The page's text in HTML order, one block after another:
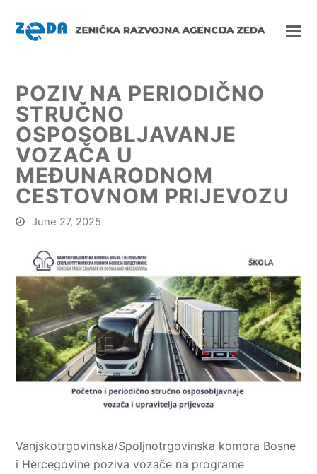
POZIV NA PERIODIČNO
STRUČNO
OSPOSOBLJAVANJE
VOZAČA U
MEĐUNARODNOM
CESTOVNOM PRIJEVOZU
June 27, 2025
Vanjskotrgovinska/Spoljnotrgovinska komora Bosne
i Hercegovine poziva vozače na programe